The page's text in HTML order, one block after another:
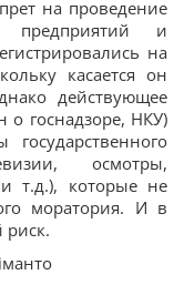
на проведение
и
на
касается он
действующее
о госнадзоре, НКУ)
осмотры,
т.д.), которые не
моратория. И в
риск.